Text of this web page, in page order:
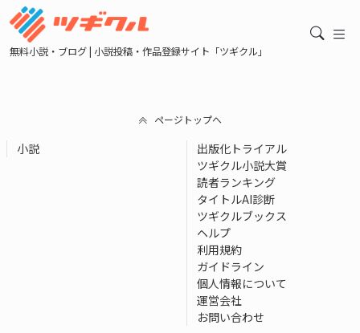
無料小説・ブログ | 小説投稿・作品登録サイト「ツギクル」
ページトップへ
小説
出版化トライアル
ツギクル小説大賞
読者ランキング
タイトルAI診断
ツギクルブックス
ヘルプ
利用規約
ガイドライン
個人情報について
運営会社
お問い合わせ